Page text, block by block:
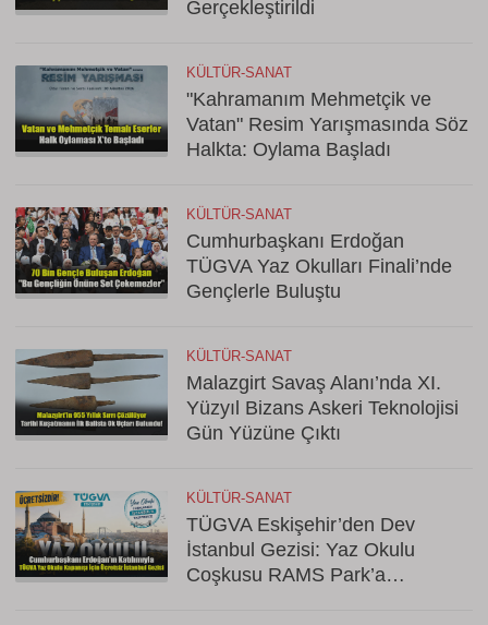
Gerçekleştirildi
KÜLTÜR-SANAT
"Kahramanım Mehmetçik ve
Vatan" Resim Yarışmasında Söz
Halkta: Oylama Başladı
KÜLTÜR-SANAT
Cumhurbaşkanı Erdoğan
TÜGVA Yaz Okulları Finali’nde
Gençlerle Buluştu
KÜLTÜR-SANAT
Malazgirt Savaş Alanı’nda XI.
Yüzyıl Bizans Askeri Teknolojisi
Gün Yüzüne Çıktı
KÜLTÜR-SANAT
TÜGVA Eskişehir’den Dev
İstanbul Gezisi: Yaz Okulu
Coşkusu RAMS Park’a